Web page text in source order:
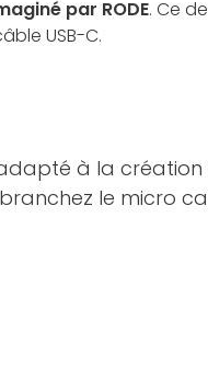
par RODE. Ce
USB-C.
à la
le micro